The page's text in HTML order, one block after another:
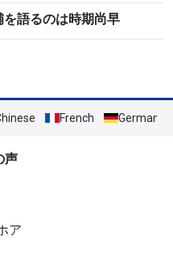
を語るのは時期尚早
French German
声
ア